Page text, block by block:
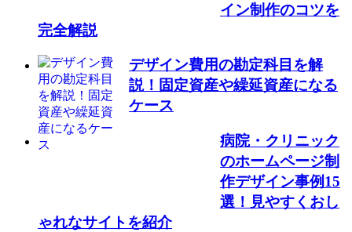
イン制作のコツを
完全解説
デザイン費用の勘定科目を解
説！固定資産や繰延資産になる
ケース
病院・クリニック
のホームページ制
作デザイン事例15
選！見やすくおし
ゃれなサイトを紹介